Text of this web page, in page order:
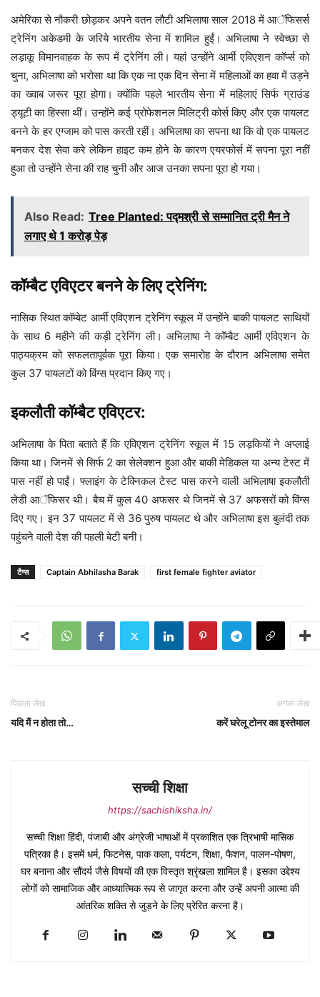
अमेरिका से नौकरी छोड़कर अपने वतन लौटी अभिलाषा साल 2018 में आॅफिसर्स
ट्रेनिंग अकेडमी के जरिये भारतीय सेना में शामिल हुईं। अभिलाषा ने स्वेच्छा से
लड़ाकू विमानवाहक के रूप में ट्रेनिंग ली। यहां उन्होंने आर्मी एविएशन कॉर्प्स को
चुना, अभिलाषा को भरोसा था कि एक ना एक दिन सेना में महिलाओं का हवा में उड़ने
का ख्वाब जरूर पूरा होगा। क्योंकि पहले भारतीय सेना में महिलाएं सिर्फ ग्राउंड
ड्यूटी का हिस्सा थीं। उन्होंने कई प्रोफेशनल मिलिट्री कोर्स किए और एक पायलट
बनने के हर एग्जाम को पास करती रहीं। अभिलाषा का सपना था कि वो एक पायलट
बनकर देश सेवा करे लेकिन हाइट कम होने के कारण एयरफोर्स में सपना पूरा नहीं
हुआ तो उन्होंने सेना की राह चुनी और आज उनका सपना पूरा हो गया।
Also Read: Tree Planted: पद्मश्री से सम्मानित ट्री मैन ने
लगाए थे 1 करोड़ पेड़
कॉम्बैट एविएटर बनने के लिए ट्रेनिंग:
नासिक स्थित कॉम्बेट आर्मी एविएशन ट्रेनिंग स्कूल में उन्होंने बाकी पायलट साथियों
के साथ 6 महीने की कड़ी ट्रेनिंग ली। अभिलाषा ने कॉम्बैट आर्मी एविएशन के
पाठ्यक्रम को सफलतापूर्वक पूरा किया। एक समारोह के दौरान अभिलाषा समेत
कुल 37 पायलटों को विंग्स प्रदान किए गए।
इकलौती कॉम्बैट एविएटर:
अभिलाषा के पिता बताते हैं कि एविएशन ट्रेनिंग स्कूल में 15 लड़कियों ने अप्लाई
किया था। जिनमें से सिर्फ 2 का सेलेक्शन हुआ और बाकी मेडिकल या अन्य टेस्ट में
पास नहीं हो पाईं। फ्लाइंग के टेक्निकल टेस्ट पास करने वाली अभिलाषा इकलौती
लेडी आॅफिसर थी। बैच में कुल 40 अफसर थे जिनमें से 37 अफसरों को विंग्स
दिए गए। इन 37 पायलट में से 36 पुरुष पायलट थे और अभिलाषा इस बुलंदी तक
पहुंचने वाली देश की पहली बेटी बनी।
टैग्स Captain Abhilasha Barak first female fighter aviator
पिछला लेख
यदि मैं न होता तो…
अगला लेख
करें घरेलू टोनर का इस्तेमाल
सच्ची शिक्षा
https://sachishiksha.in/
सच्ची शिक्षा हिंदी, पंजाबी और अंग्रेजी भाषाओं में प्रकाशित एक त्रिभाषी मासिक
पत्रिका है। इसमें धर्म, फिटनेस, पाक कला, पर्यटन, शिक्षा, फैशन, पालन-पोषण,
घर बनाना और सौंदर्य जैसे विषयों की एक विस्तृत श्रृंखला शामिल है। इसका उद्देश्य
लोगों को सामाजिक और आध्यात्मिक रूप से जागृत करना और उन्हें अपनी आत्मा की
आंतरिक शक्ति से जुड़ने के लिए प्रेरित करना है।